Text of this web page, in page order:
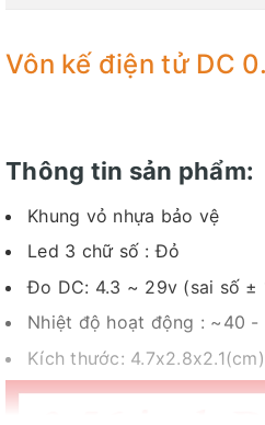
Vôn kế điện tử DC
Thông tin sản phẩm:
Khung vỏ nhựa bảo vệ
Led 3 chữ số : Đỏ
Đo DC: 4.3 ~ 29v (sai số ±
Nhiệt độ hoạt động : ~40 -
Kích thước: 4.7x2.8x2.1(cm)